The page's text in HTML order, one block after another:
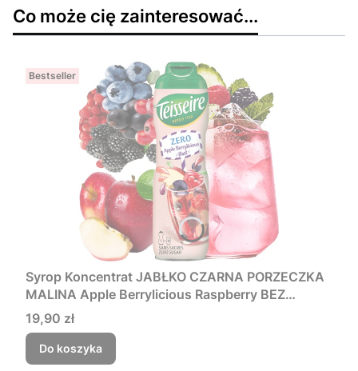
Co może cię zainteresować...
Bestseller
Syrop Koncentrat JABŁKO CZARNA PORZECZKA
MALINA Apple Berrylicious Raspberry BEZ
CUKRU 600ml TEISSEIRE
Cena
19,90 zł
Do koszyka